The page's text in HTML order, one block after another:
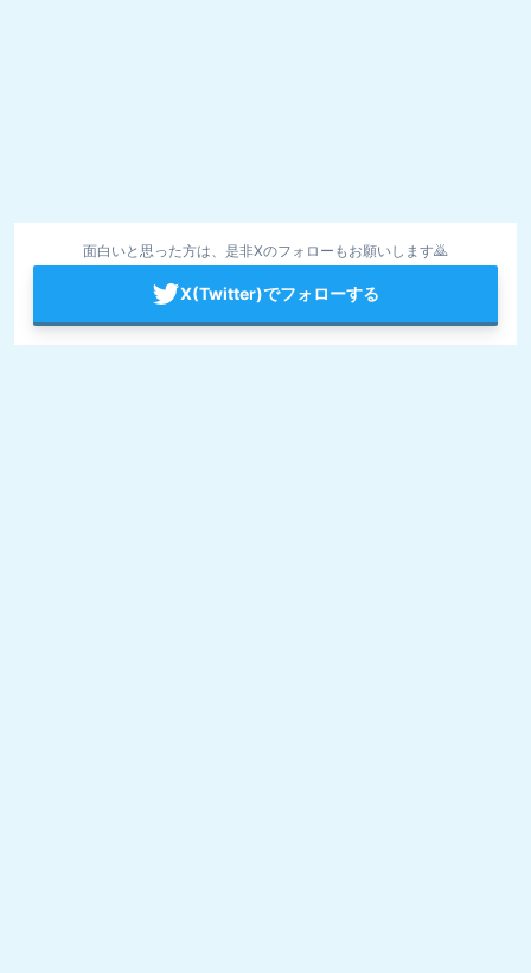
面白いと思った方は、是非Xのフォローもお願いします🙇
X(Twitter)でフォローする